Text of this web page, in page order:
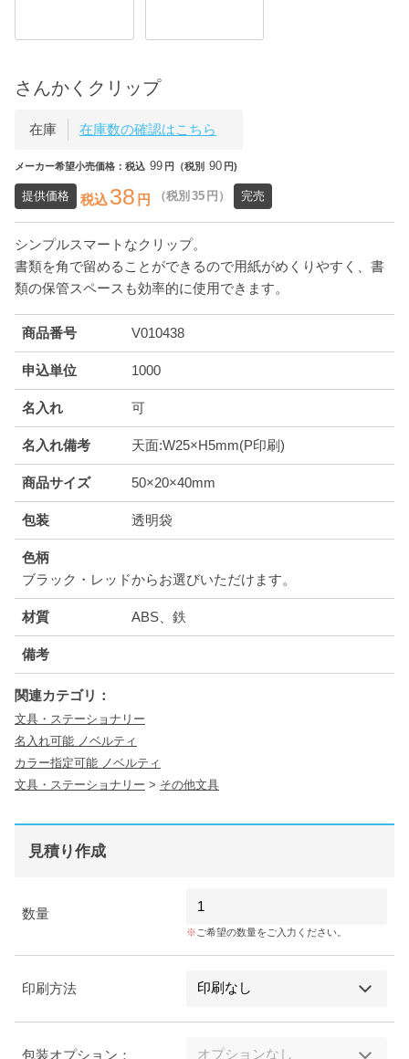
さんかくクリップ
在庫 在庫数の確認はこちら
メーカー希望小売価格：税込 99 円（税別 90 円)
提供価格 税込38 円 （税別 35 円） 完売
シンプルスマートなクリップ。
書類を角で留めることができるので用紙がめくりやすく、書
類の保管スペースも効率的に使用できます。
商品番号 V010438
申込単位 1000
名入れ 可
名入れ備考 天面:W25×H5mm(P印刷)
商品サイズ 50×20×40mm
包装 透明袋
色柄
ブラック・レッドからお選びいただけます。
材質 ABS、鉄
備考
関連カテゴリ：
文具・ステーショナリー
名入れ可能 ノベルティ
カラー指定可能 ノベルティ
文具・ステーショナリー > その他文具
見積り作成
数量
ご希望の数量をご入力ください。
印刷方法
包装オプション：